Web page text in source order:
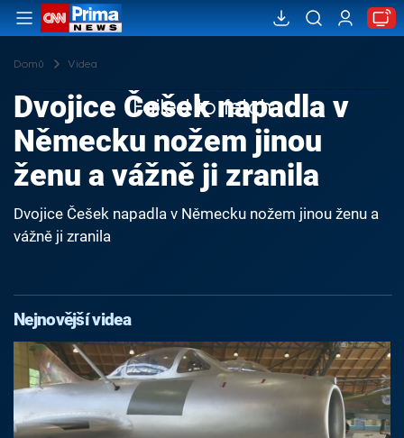
Domů Videa
Failed to fetch
Dvojice Češek napadla v
Německu nožem jinou
ženu a vážně ji zranila
Dvojice Češek napadla v Německu nožem jinou ženu a
vážně ji zranila
Nejnovější videa